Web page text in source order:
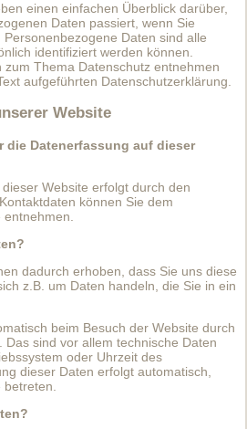
einen einfachen Überblick darüber,
Daten passiert, wenn Sie
Daten sind alle
identifiziert werden können.
Thema Datenschutz entnehmen
aufgeführten Datenschutzerklärung.
Website
die Datenerfassung auf dieser
Website erfolgt durch den
können Sie dem
dadurch erhoben, dass Sie uns diese
z.B. um Daten handeln, die Sie in ein
beim Besuch der Website durch
Das sind vor allem technische Daten
oder Uhrzeit des
dieser Daten erfolgt automatisch,